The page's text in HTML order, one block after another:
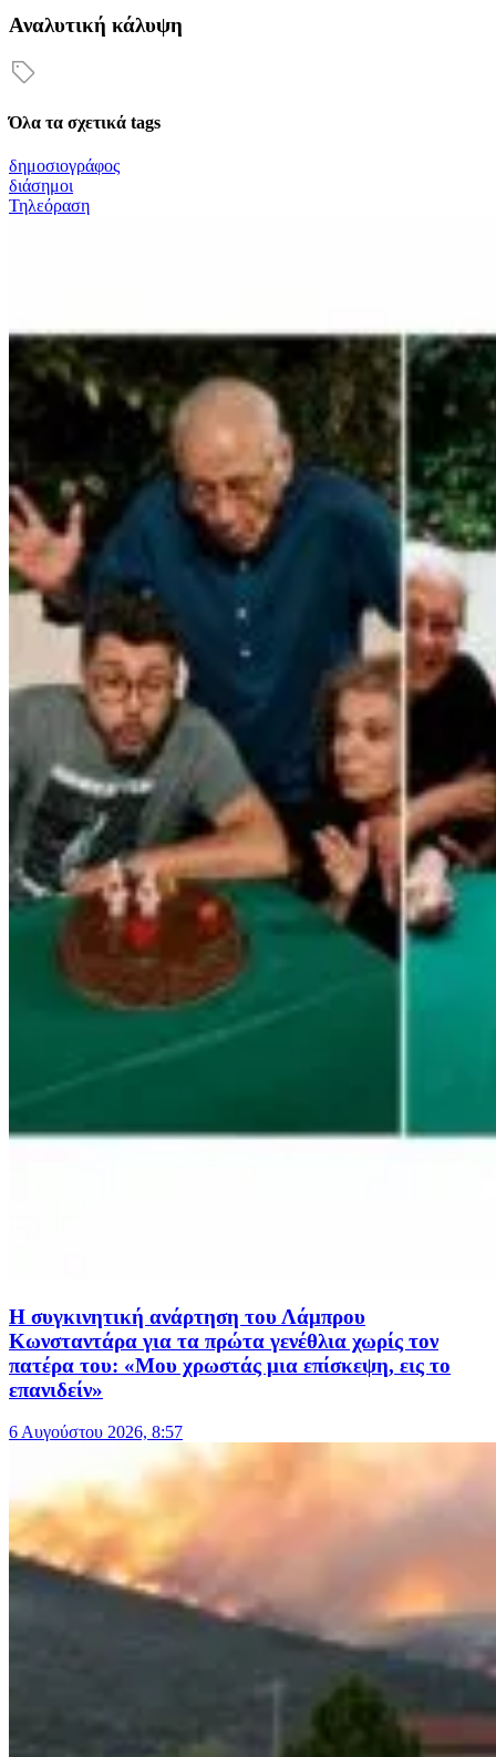
Αναλυτική κάλυψη
Όλα τα σχετικά tags
δημοσιογράφος
διάσημοι
Τηλεόραση
Η συγκινητική ανάρτηση του Λάμπρου
Κωνσταντάρα για τα πρώτα γενέθλια χωρίς τον
πατέρα του: «Μου χρωστάς μια επίσκεψη, εις το
επανιδείν»
6 Αυγούστου 2026, 8:57